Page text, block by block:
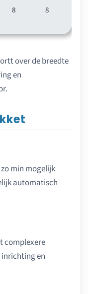
8 8
over de breedte
en
min mogelijk
automatisch
complexere
en